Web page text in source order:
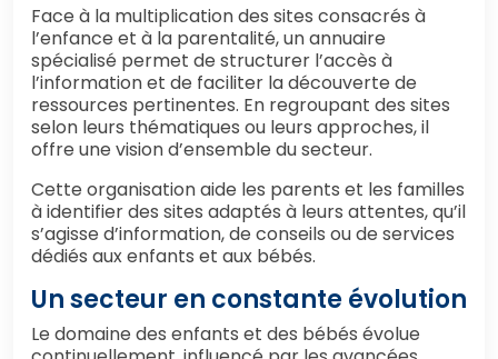
Face à la multiplication des sites consacrés à
l’enfance et à la parentalité, un annuaire
spécialisé permet de structurer l’accès à
l’information et de faciliter la découverte de
ressources pertinentes. En regroupant des sites
selon leurs thématiques ou leurs approches, il
offre une vision d’ensemble du secteur.
Cette organisation aide les parents et les familles
à identifier des sites adaptés à leurs attentes, qu’il
s’agisse d’information, de conseils ou de services
dédiés aux enfants et aux bébés.
Un secteur en constante évolution
Le domaine des enfants et des bébés évolue